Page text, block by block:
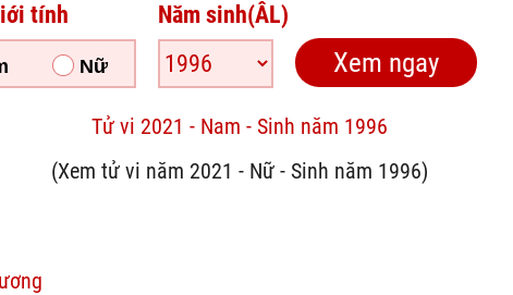
tính
Nữ
Năm sinh(ÂL)
Tử vi 2021 - Nam - Sinh năm 1996
(Xem tử vi năm 2021 - Nữ - Sinh năm 1996)